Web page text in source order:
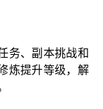
务、副本挑战和
炼提升等级，解